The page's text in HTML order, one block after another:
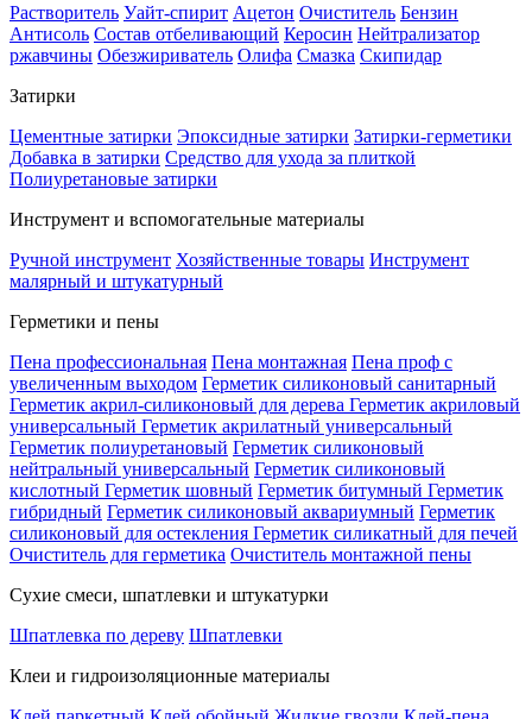
Растворитель Уайт-спирит Ацетон Очиститель Бензин
Антисоль Состав отбеливающий Керосин Нейтрализатор
ржавчины Обезжириватель Олифа Смазка Скипидар
Затирки
Цементные затирки Эпоксидные затирки Затирки-герметики
Добавка в затирки Средство для ухода за плиткой
Полиуретановые затирки
Инструмент и вспомогательные материалы
Ручной инструмент Хозяйственные товары Инструмент
малярный и штукатурный
Герметики и пены
Пена профессиональная Пена монтажная Пена проф с
увеличенным выходом Герметик силиконовый санитарный
Герметик акрил-силиконовый для дерева Герметик акриловый
универсальный Герметик акрилатный универсальный
Герметик полиуретановый Герметик силиконовый
нейтральный универсальный Герметик силиконовый
кислотный Герметик шовный Герметик битумный Герметик
гибридный Герметик силиконовый аквариумный Герметик
силиконовый для остекления Герметик силикатный для печей
Очиститель для герметика Очиститель монтажной пены
Сухие смеси, шпатлевки и штукатурки
Шпатлевка по дереву Шпатлевки
Клеи и гидроизоляционные материалы